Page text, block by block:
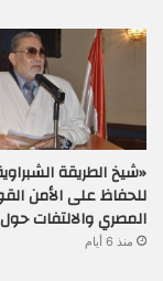
«شيخ الطريقة
للحفاظ على الأمن
المصري والالتفات
منذ 6 أيام